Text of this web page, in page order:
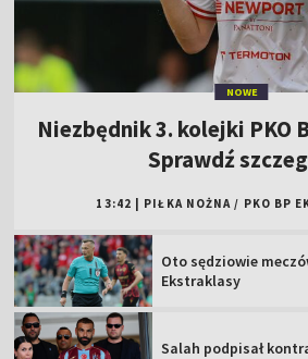
NOWE
Niezbędnik 3. kolejki PKO
Sprawdź
13:42 PIŁKA NOŻNA / PKO BP
Oto sędziowie
Ekstraklasy
Salah podpisał